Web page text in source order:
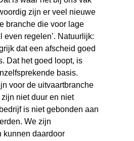
zijn er veel nieuwe
branche die voor lage
even regelen’. Natuurlijk:
dat een afscheid goed
Dat het goed loopt, is
basis.
voor de uitvaartbranche
niet duur en niet
is niet gebonden aan
We zijn
kunnen daardoor